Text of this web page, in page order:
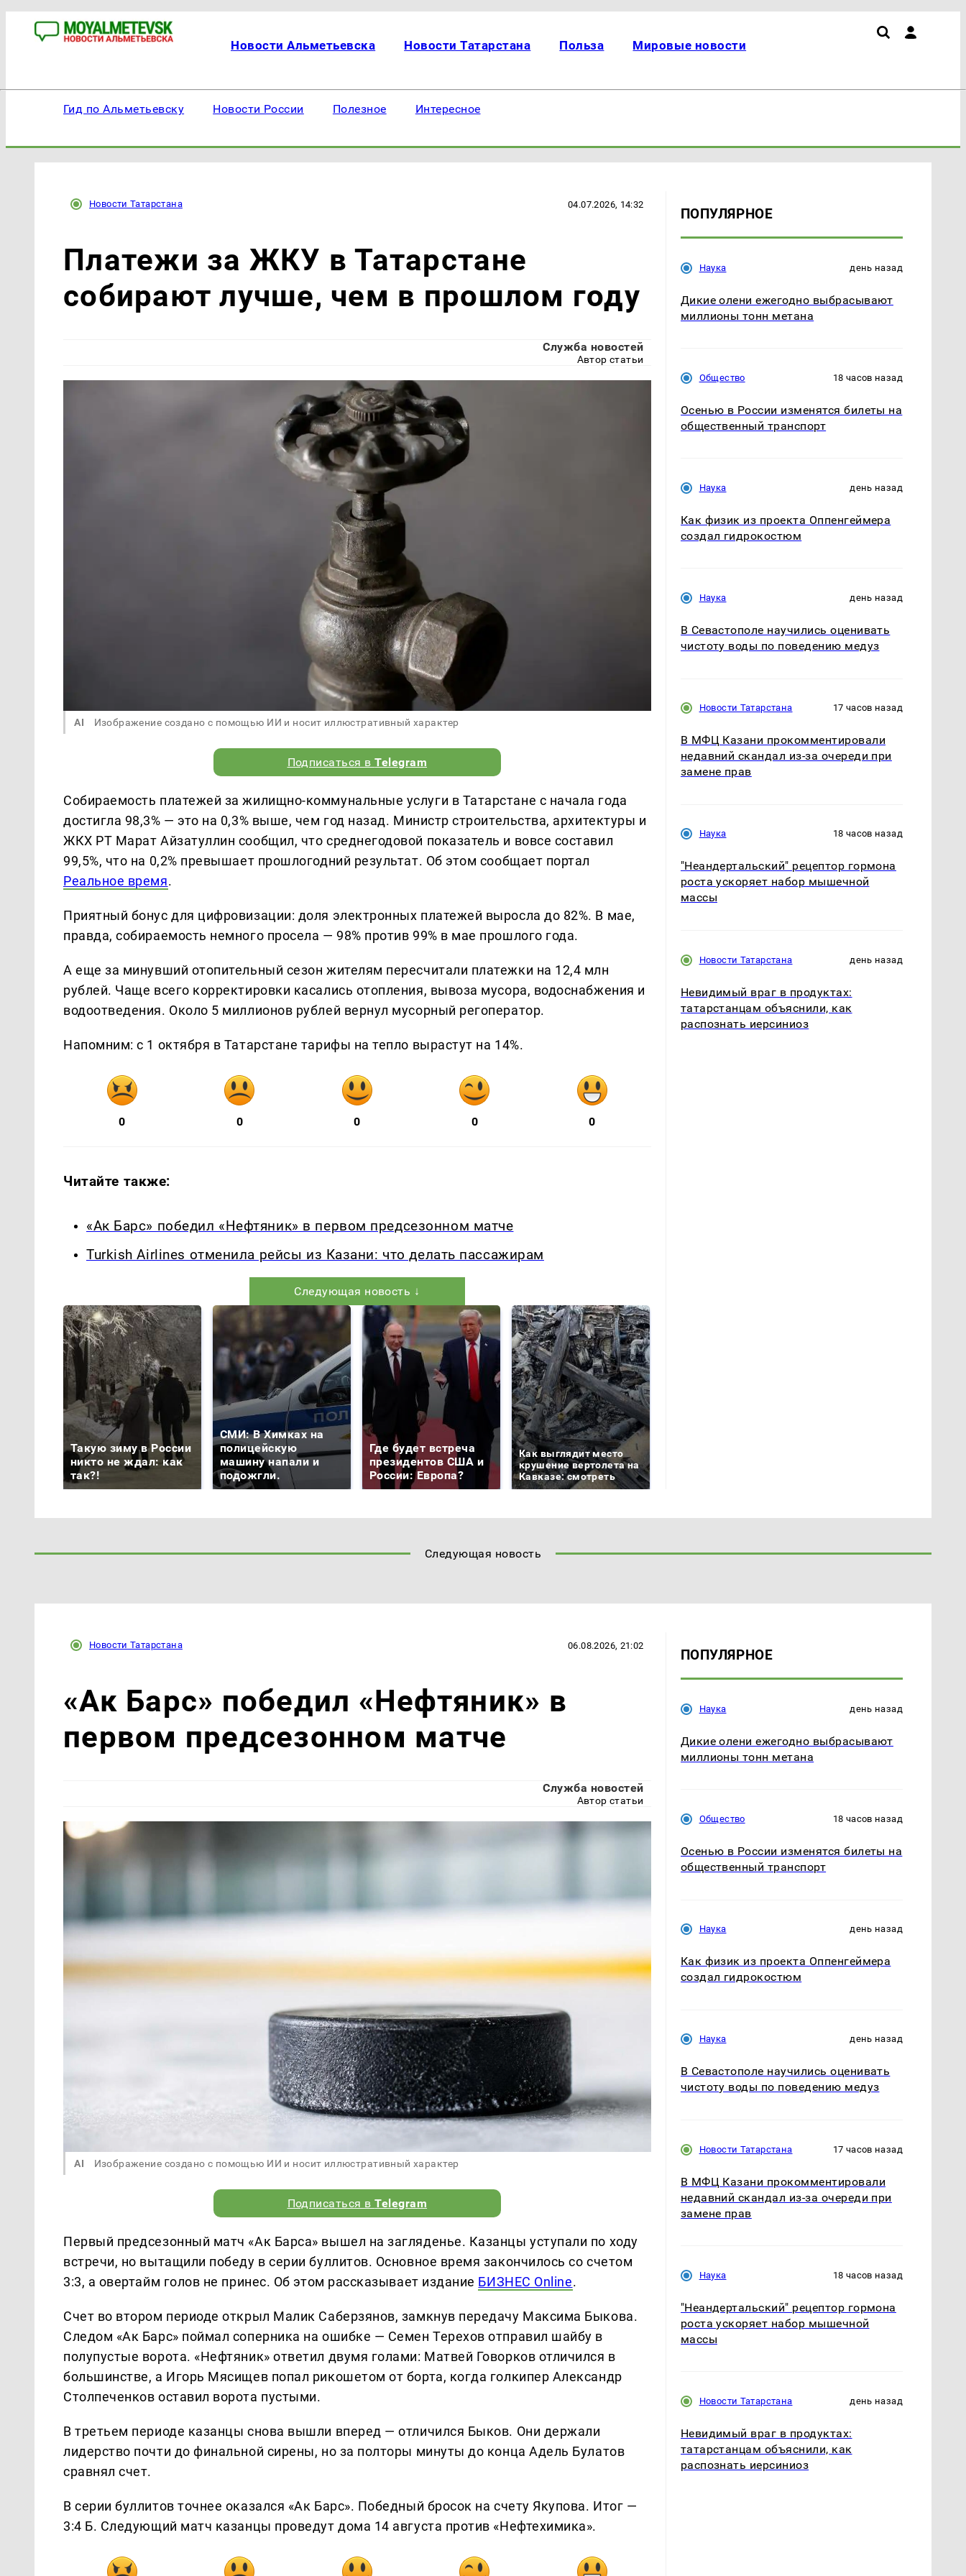
Новости Альметьевска Новости Татарстана Польза Мировые новости
Гид по Альметьевску Новости России Полезное Интересное
Новости Татарстана 04.07.2026, 14:32
Платежи за ЖКУ в Татарстане
собирают лучше, чем в прошлом году
Служба новостей
Автор статьи
AI Изображение создано с помощью ИИ и носит иллюстративный характер
Подписаться вTelegram
Собираемость платежей за жилищно-коммунальные услуги в Татарстане с начала года
достигла 98,3% — это на 0,3% выше, чем год назад. Министр строительства, архитектуры и
ЖКХ РТ Марат Айзатуллин сообщил, что среднегодовой показатель и вовсе составил
99,5%, что на 0,2% превышает прошлогодний результат. Об этом сообщает портал
Реальное время.
Приятный бонус для цифровизации: доля электронных платежей выросла до 82%. В мае,
правда, собираемость немного просела — 98% против 99% в мае прошлого года.
А еще за минувший отопительный сезон жителям пересчитали платежки на 12,4 млн
рублей. Чаще всего корректировки касались отопления, вывоза мусора, водоснабжения и
водоотведения. Около 5 миллионов рублей вернул мусорный регоператор.
Напомним: с 1 октября в Татарстане тарифы на тепло вырастут на 14%.
0 0 0 0 0
Читайте также:
«Ак Барс» победил «Нефтяник» в первом предсезонном матче
Turkish Airlines отменила рейсы из Казани: что делать пассажирам
Следующая новость ↓
Такую зиму в России
никто не ждал: как
так?!
СМИ: В Химках на
полицейскую
машину напали и
подожгли.
Где будет встреча
президентов США и
России: Европа?
Как выглядит место
крушение вертолета на
Кавказе: смотреть
ПОПУЛЯРНОЕ
Наука день назад
Дикие олени ежегодно выбрасывают
миллионы тонн метана
Общество 18 часов назад
Осенью в России изменятся билеты на
общественный транспорт
Наука день назад
Как физик из проекта Оппенгеймера
создал гидрокостюм
Наука день назад
В Севастополе научились оценивать
чистоту воды по поведению медуз
Новости Татарстана 17 часов назад
В МФЦ Казани прокомментировали
недавний скандал из-за очереди при
замене прав
Наука 18 часов назад
"Неандертальский" рецептор гормона
роста ускоряет набор мышечной
массы
Новости Татарстана день назад
Невидимый враг в продуктах:
татарстанцам объяснили, как
распознать иерсиниоз
Следующая новость
Новости Татарстана 06.08.2026, 21:02
«Ак Барс» победил «Нефтяник» в
первом предсезонном матче
Служба новостей
Автор статьи
AI Изображение создано с помощью ИИ и носит иллюстративный характер
Подписаться вTelegram
Первый предсезонный матч «Ак Барса» вышел на загляденье. Казанцы уступали по ходу
встречи, но вытащили победу в серии буллитов. Основное время закончилось со счетом
3:3, а овертайм голов не принес. Об этом рассказывает издание БИЗНЕС Online.
Счет во втором периоде открыл Малик Саберзянов, замкнув передачу Максима Быкова.
Следом «Ак Барс» поймал соперника на ошибке — Семен Терехов отправил шайбу в
полупустые ворота. «Нефтяник» ответил двумя голами: Матвей Говорков отличился в
большинстве, а Игорь Мясищев попал рикошетом от борта, когда голкипер Александр
Столпеченков оставил ворота пустыми.
В третьем периоде казанцы снова вышли вперед — отличился Быков. Они держали
лидерство почти до финальной сирены, но за полторы минуты до конца Адель Булатов
сравнял счет.
В серии буллитов точнее оказался «Ак Барс». Победный бросок на счету Якупова. Итог —
3:4 Б. Следующий матч казанцы проведут дома 14 августа против «Нефтехимика».
ПОПУЛЯРНОЕ
Наука день назад
Дикие олени ежегодно выбрасывают
миллионы тонн метана
Общество 18 часов назад
Осенью в России изменятся билеты на
общественный транспорт
Наука день назад
Как физик из проекта Оппенгеймера
создал гидрокостюм
Наука день назад
В Севастополе научились оценивать
чистоту воды по поведению медуз
Новости Татарстана 17 часов назад
В МФЦ Казани прокомментировали
недавний скандал из-за очереди при
замене прав
Наука 18 часов назад
"Неандертальский" рецептор гормона
роста ускоряет набор мышечной
массы
Новости Татарстана день назад
Невидимый враг в продуктах:
татарстанцам объяснили, как
распознать иерсиниоз